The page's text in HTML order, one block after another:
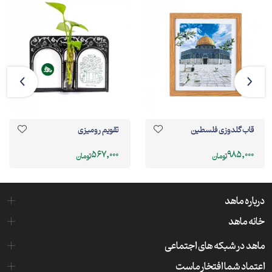
قاب گلدوزی فلسطین
985,000تومان
تقویم رومیزی
567,000تومان
درباره ماهد
خانه ماهد
ماهد در شبکه های اجتماعی
اعتماد شما افتخار ماست